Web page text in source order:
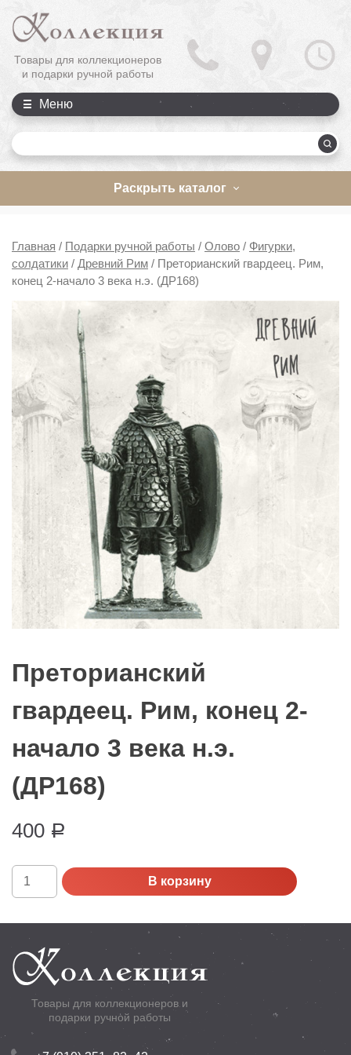
Товары для коллекционеров
и подарки ручной работы
Меню
Раскрыть каталог
Главная / Подарки ручной работы / Олово / Фигурки,
солдатики / Древний Рим / Преторианский гвардеец. Рим,
конец 2-начало 3 века н.э. (ДР168)
Преторианский
гвардеец. Рим, конец 2-
начало 3 века н.э.
(ДР168)
400 Р
Количество
Преторианский
конец
2-
начало
В корзину
Товары для коллекционеров и
подарки ручной работы